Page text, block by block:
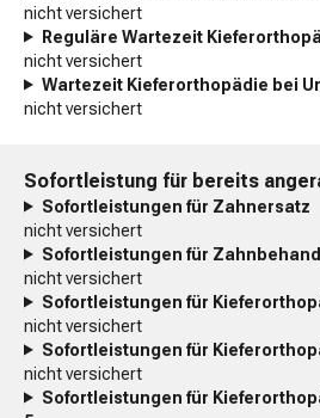
nicht versichert
Reguläre Wartezeit
nicht versichert
Wartezeit Kieferorthopädie bei
nicht versichert
Sofortleistung für bereits
Sofortleistungen für Zahnersatz
nicht versichert
Sofortleistungen für
nicht versichert
Sofortleistungen für
nicht versichert
Sofortleistungen für
nicht versichert
Sofortleistungen für